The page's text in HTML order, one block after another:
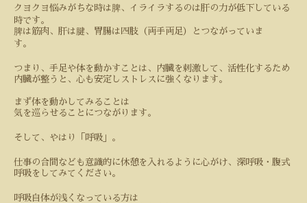
クヨクヨ悩みがちな時は脾、イライラするのは肝の力が低下している
時です。
脾は筋肉、肝は腱、胃腸は四肢（両手両足）とつながっていま
す。
つまり、手足や体を動かすことは、内臓を刺激して、活性化するため
内臓が整うと、心も安定しストレスに強くなります。
まず体を動かしてみることは
気を巡らせることにつながります。
そして、やはり「呼吸」。
仕事の合間なども意識的に休憩を入れるように心がけ、深呼吸・腹式
呼吸をしてみてください。
呼吸自体が浅くなっている方は